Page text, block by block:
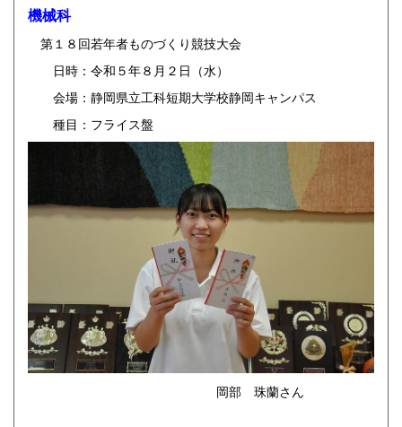
機械科
第１８回若年者ものづくり競技大会
日時：令和５年８月２日（水）
会場：静岡県立工科短期大学校静岡キャンパス
種目：フライス盤
岡部 珠蘭さん